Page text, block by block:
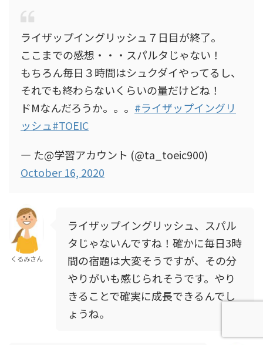
ライザップイングリッシュ７日目が終了。
ここまでの感想・・・スパルタじゃない！
もちろん毎日３時間はシュクダイやってるし、
それでも終わらないくらいの量だけどね！
ドMなんだろうか。。。 #ライザップイングリ
ッシュ#TOEIC
— た@学習アカウント (@ta_toeic900)
October 16, 2020
くるみさん
ライザップイングリッシュ、スパル
タじゃないんですね！確かに毎日3時
間の宿題は大変そうですが、その分
やりがいも感じられそうです。やり
きることで確実に成長できるんでし
ょうね。